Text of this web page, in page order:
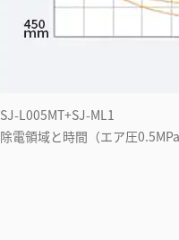
SJ-L005MT+SJ-ML1
除電領域と時間（エア圧